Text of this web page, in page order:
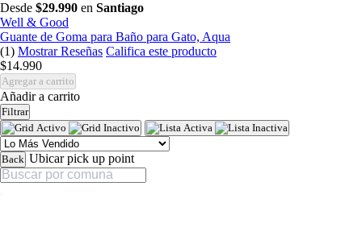
Desde $29.990 en Santiago
Well & Good
Guante de Goma para Baño para Gato, Aqua
(1) Mostrar Reseñas Califica este producto
$14.990
Agregar a carrito
Añadir a carrito
Filtrar
Back Ubicar pick up point